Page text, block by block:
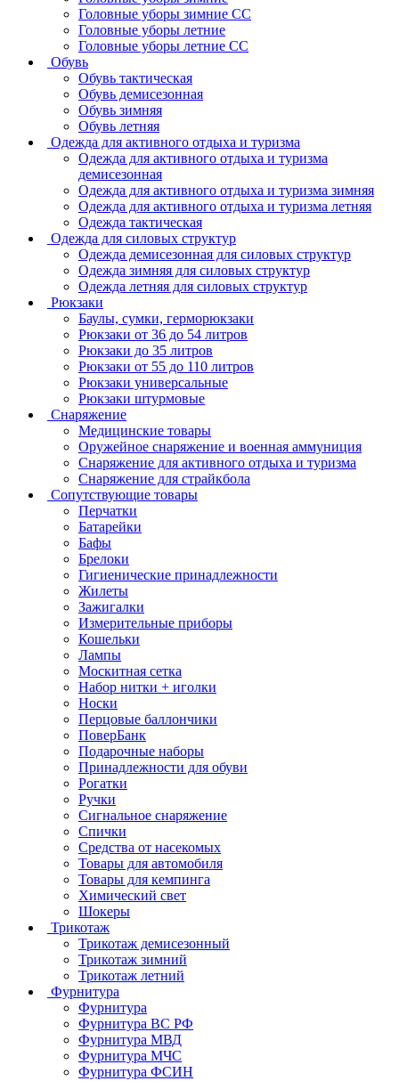
Головные уборы зимние СС
Головные уборы летние
Головные уборы летние СС
Обувь
Обувь тактическая
Обувь демисезонная
Обувь зимняя
Обувь летняя
Одежда для активного отдыха и туризма
Одежда для активного отдыха и туризма
демисезонная
Одежда для активного отдыха и туризма зимняя
Одежда для активного отдыха и туризма летняя
Одежда тактическая
Одежда для силовых структур
Одежда демисезонная для силовых структур
Одежда зимняя для силовых структур
Одежда летняя для силовых структур
Рюкзаки
Баулы, сумки, герморюкзаки
Рюкзаки от 36 до 54 литров
Рюкзаки до 35 литров
Рюкзаки от 55 до 110 литров
Рюкзаки универсальные
Рюкзаки штурмовые
Снаряжение
Медицинские товары
Оружейное снаряжение и военная аммуниция
Снаряжение для активного отдыха и туризма
Снаряжение для страйкбола
Сопутствующие товары
Перчатки
Батарейки
Бафы
Брелоки
Гигиенические принадлежности
Жилеты
Зажигалки
Измерительные приборы
Кошельки
Лампы
Москитная сетка
Набор нитки + иголки
Носки
Перцовые баллончики
ПоверБанк
Подарочные наборы
Принадлежности для обуви
Рогатки
Ручки
Сигнальное снаряжение
Спички
Средства от насекомых
Товары для автомобиля
Товары для кемпинга
Химический свет
Шокеры
Трикотаж
Трикотаж демисезонный
Трикотаж зимний
Трикотаж летний
Фурнитура
Фурнитура
Фурнитура ВС РФ
Фурнитура МВД
Фурнитура МЧС
Фурнитура ФСИН